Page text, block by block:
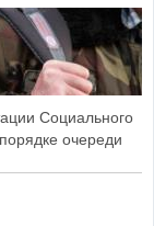
Социального
очереди